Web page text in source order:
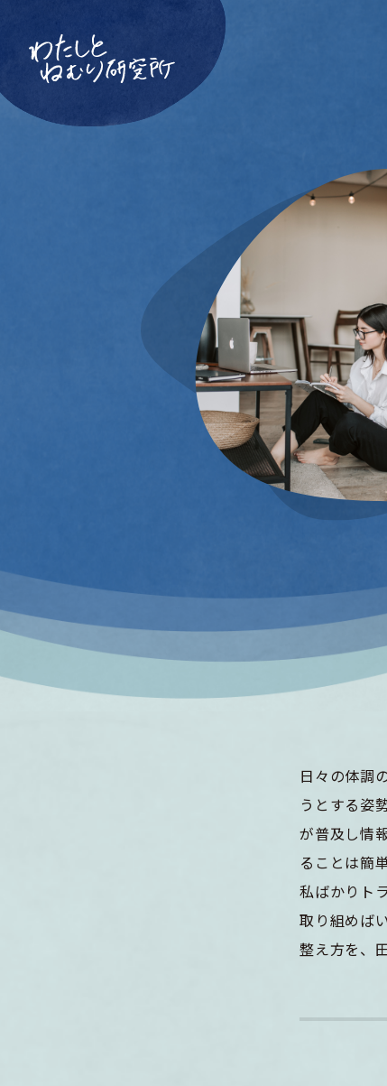
日々の体調
うとする姿
が普及し情
ることは簡
私ばかりト
取り組めば
整え方を、